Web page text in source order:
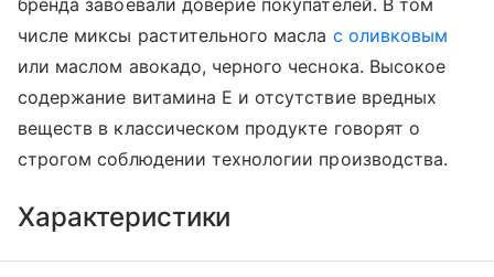
числе миксы растительного масла с оливковым
или маслом авокадо, черного чеснока. Высокое
содержание витамина E и отсутствие вредных
веществ в классическом продукте говорят о
строгом соблюдении технологии производства.
Характеристики